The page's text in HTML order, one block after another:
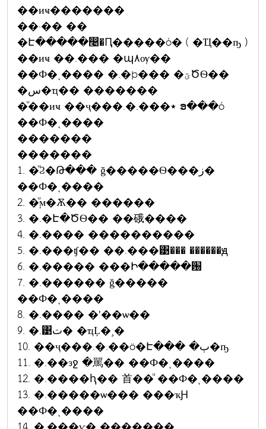
��иҹ�������
��·�� ��
�Է�����෤�Ԥ�����ó� ( �Ҵ��ҧ )
��иҹ ��.��� �պ٨ѹ��
��Ф�ͺ���� �.�þ��� �ؾԾѲ��
�س�ҵ�� �������
�ͧ��иҹ ��ҷ���.�.���٭ ອ���ó
��Ф�ͺ����
�������
�������
1. �ͧϨ�Թ��� ǧ�����Ѳ���ز�
��Ф�ͺ����
2. �ͧϻ�Ѫ�� ������
3. �.�Է�ԾѲ�� ��硪����
4. �.���� ����������
5. �.���ʧ�� ��.���͹��� ������ԭ
6. �.����� ���Ի�����԰
7. �.������ ǧ�����
��Ф�ͺ����
8. �.���� �ʹ��ѡ��
9. �.͹ت� �ҵĻ�¸�
10. ��ҷ���.�.��ö�Է��� �ٻ�ҧ
11. �.��зջ �駡�� ��Ф�ͺ����
12. �.����ԧ�� ⾸��ͧ ��Ф�ͺ����
13. �.�����ѡ��� ���ҡԨ
��Ф�ͺ����